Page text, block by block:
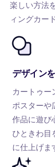
楽しい方法
ィングカー
デザイン
カートゥー
ポスターや
作品に遊び
ひときわ目
に仕上げま